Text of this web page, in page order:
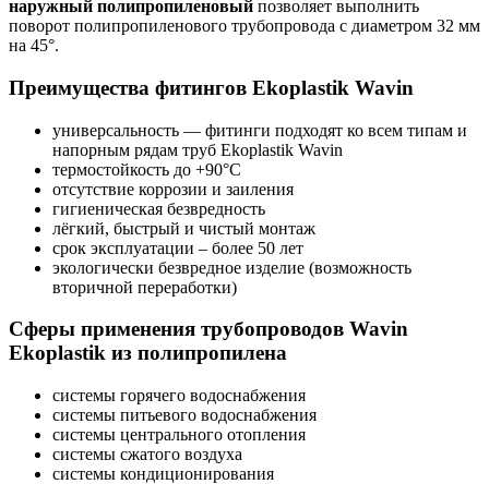
наружный полипропиленовый позволяет выполнить
поворот полипропиленового трубопровода с диаметром 32 мм
на 45°.
Преимущества фитингов Ekoplastik Wavin
универсальность — фитинги подходят ко всем типам и
напорным рядам труб Ekoplastik Wavin
термостойкость до +90°C
отсутствие коррозии и заиления
гигиеническая безвредность
лёгкий, быстрый и чистый монтаж
срок эксплуатации – более 50 лет
экологически безвредное изделие (возможность
вторичной переработки)
Сферы применения трубопроводов Wavin
Ekoplastik из полипропилена
системы горячего водоснабжения
системы питьевого водоснабжения
системы центрального отопления
системы сжатого воздуха
системы кондиционирования